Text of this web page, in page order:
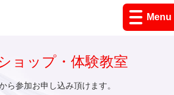
Menu
ョップ・体験教室
ら参加お申し込み頂けます。